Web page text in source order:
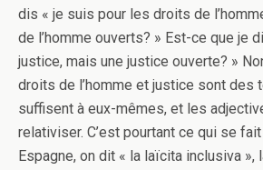
dis « je suis pour les droits de
de l’homme ouverts? » Est-ce que je
justice, mais une justice ouverte? »
droits de l’homme et justice sont des
suffisent à eux-mêmes, et les
relativiser. C’est pourtant ce qui se
Espagne, on dit « la laïcita inclusiva »,